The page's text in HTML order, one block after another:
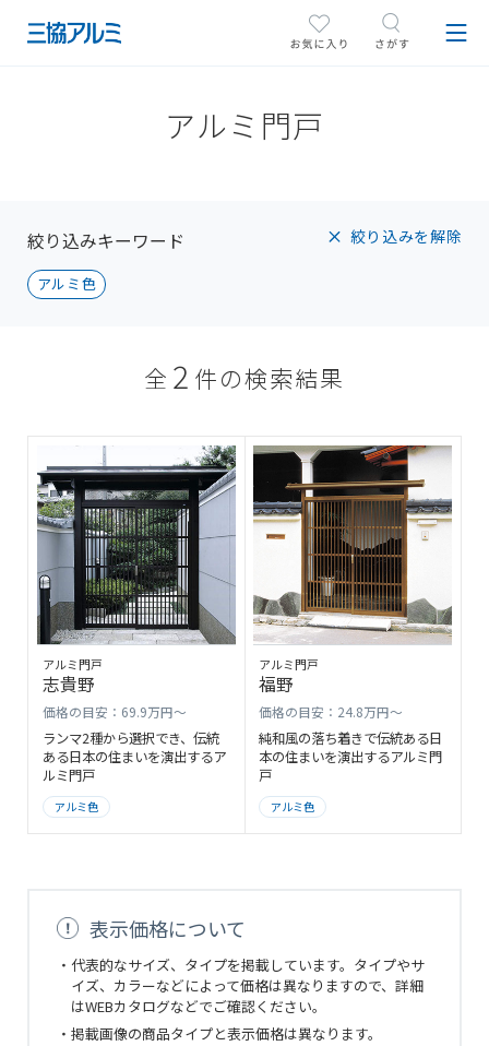
アルミ門戸
絞り込みキーワード
アルミ色
絞り込みを解除
全 2 件の検索結果
アルミ門戸
志貴野
価格の目安：69.9万円～
ランマ2種から選択でき、伝統
ある日本の住まいを演出するア
ルミ門戸
アルミ色
アルミ門戸
福野
価格の目安：24.8万円～
純和風の落ち着きで伝統ある日
本の住まいを演出するアルミ門
戸
アルミ色
表示価格について
・代表的なサイズ、タイプを掲載しています。タイプやサ
イズ、カラーなどによって価格は異なりますので、詳細
はWEBカタログなどでご確認ください。
・掲載画像の商品タイプと表示価格は異なります。